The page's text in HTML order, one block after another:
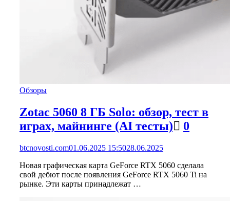
Обзоры
Zotac 5060 8 ГБ Solo: обзор, тест в
играх, майнинге (AI тесты)
0
btcnovosti.com01.06.2025 15:5028.06.2025
Новая графическая карта GeForce RTX 5060 сделала
свой дебют после появления GeForce RTX 5060 Ti на
рынке. Эти карты принадлежат …